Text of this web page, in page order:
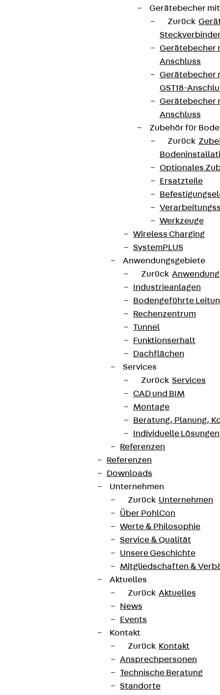
Gerätebecher
Zurück
Gerätebecher
Anschluss
Gerätebecher
GST18-
Gerätebecher
Anschluss
Zubehör für
Zurück
Optionales
Ersatzteile
Werkzeuge
Wireless Charging
SystemPLUS
Anwendungsgebiete
Zurück
Industrieanlagen
Bodengeführte
Rechenzentrum
Tunnel
Funktionserhalt
Dachflächen
Services
Zurück Services
CAD und BIM
Montage
Beratung, Planung,
Individuelle Lösungen
Referenzen
Referenzen
Downloads
Unternehmen
Zurück Unternehmen
Über PohlCon
Werte & Philosophie
Service & Qualität
Unsere Geschichte
Mitgliedschaften &
Aktuelles
Zurück Aktuelles
News
Events
Kontakt
Zurück Kontakt
Ansprechpersonen
Technische Beratung
Standorte